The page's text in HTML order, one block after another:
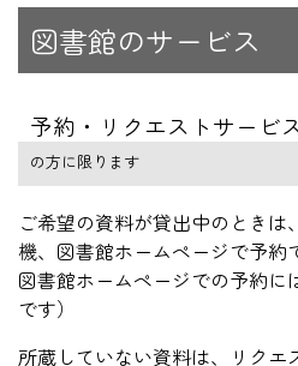
図書館のサービス
予約・リクエストサービ
の方に限ります
ご希望の資料が貸出中のときは
機、図書館ホームページで予約
図書館ホームページでの予約に
です）
所蔵していない資料は、リクエ